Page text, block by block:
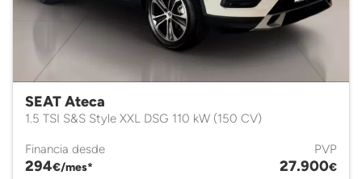
SEAT Ateca
1.5 TSI S&S Style XXL DSG 110 kW (150 CV)
Financia desde
294€/mes*
PVP
27.900€